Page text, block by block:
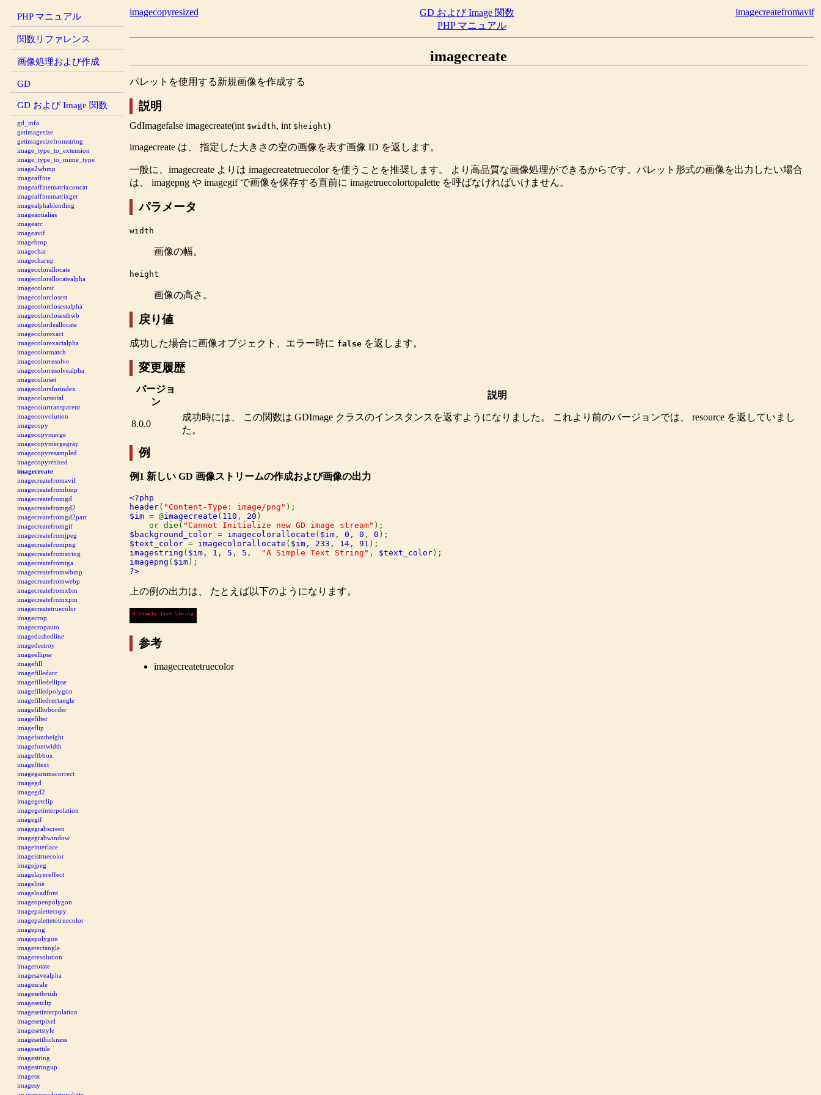
PHP マニュアル
関数リファレンス
画像処理および作成
GD
GD および Image 関数
gd_info
getimagesize
getimagesizefromstring
image_type_to_extension
image_type_to_mime_type
image2wbmp
imageaffine
imageaffinematrixconcat
imageaffinematrixget
imagealphablending
imageantialias
imagearc
imageavif
imagebmp
imagechar
imagecharup
imagecolorallocate
imagecolorallocatealpha
imagecolorat
imagecolorclosest
imagecolorclosestalpha
imagecolorclosesthwb
imagecolordeallocate
imagecolorexact
imagecolorexactalpha
imagecolormatch
imagecolorresolve
imagecolorresolvealpha
imagecolorset
imagecolorsforindex
imagecolorstotal
imagecolortransparent
imageconvolution
imagecopy
imagecopymerge
imagecopymergegray
imagecopyresampled
imagecopyresized
imagecreate
imagecreatefromavif
imagecreatefrombmp
imagecreatefromgd
imagecreatefromgd2
imagecreatefromgd2part
imagecreatefromgif
imagecreatefromjpeg
imagecreatefrompng
imagecreatefromstring
imagecreatefromtga
imagecreatefromwbmp
imagecreatefromwebp
imagecreatefromxbm
imagecreatefromxpm
imagecreatetruecolor
imagecrop
imagecropauto
imagedashedline
imagedestroy
imageellipse
imagefill
imagefilledarc
imagefilledellipse
imagefilledpolygon
imagefilledrectangle
imagefilltoborder
imagefilter
imageflip
imagefontheight
imagefontwidth
imageftbbox
imagefttext
imagegammacorrect
imagegd
imagegd2
imagegetclip
imagegetinterpolation
imagegif
imagegrabscreen
imagegrabwindow
imageinterlace
imageistruecolor
imagejpeg
imagelayereffect
imageline
imageloadfont
imageopenpolygon
imagepalettecopy
imagepalettetotruecolor
imagepng
imagepolygon
imagerectangle
imageresolution
imagerotate
imagesavealpha
imagescale
imagesetbrush
imagesetclip
imagesetinterpolation
imagesetpixel
imagesetstyle
imagesetthickness
imagesettile
imagestring
imagestringup
imagesx
imagesy
imagecopyresized imagecreatefromavif
GD および Image 関数
PHP マニュアル
imagecreate
パレットを使用する新規画像を作成する
説明
GdImagefalse imagecreate(int $width, int $height)
imagecreate は、 指定した大きさの空の画像を表す画像 ID を返します。
一般に、 imagecreate よりは imagecreatetruecolorを使うことを推奨します。 より高品質な画像処理ができるからです。パレット形式の画像を出力したい場合
は、 imagepng や imagegifで画像を保存する直前に imagetruecolortopalette を呼ばなければいけません。
パラメータ
width
画像の幅。
height
画像の高さ。
戻り値
成功した場合に画像オブジェクト、エラー時に false を返します。
変更履歴
バージョ
ン
説明
8.0.0
成功時には、 この関数は GDImage クラスのインスタンスを返すようになりました。 これより前のバージョンでは、 resource を返していまし
た。
例
例1 新しい GD 画像ストリームの作成および画像の出力
<?php
header( "Content-Type: image/png"
$im = @imagecreate ( 110 , 20 )
    or die(
"Cannot Initialize new GD image stream"
$background_color = imagecolorallocate ( $im , 0 , 0 , 0
$text_color = imagecolorallocate ( $im , 233 , 14 , 91
imagestring ( $im , 1 , 5 , 5 , "A Simple Text String" , $text_color
imagepng ( $im
?>
上の例の出力は、 たとえば以下のようになります。
参考
imagecreatetruecolor